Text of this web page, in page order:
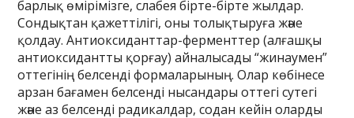
барлық өмірімізге, слабея бірте-бірте жылдар.
Сондықтан қажеттілігі, оны толықтыруға және
қолдау. Антиоксиданттар-ферменттер (алғашқы
антиоксидантты қорғау) айналысады “жинаумен”
оттегінің белсенді формаларының. Олар көбінесе
арзан бағамен белсенді нысандары оттегі сутегі
және аз белсенді радикалдар, содан кейін оларды